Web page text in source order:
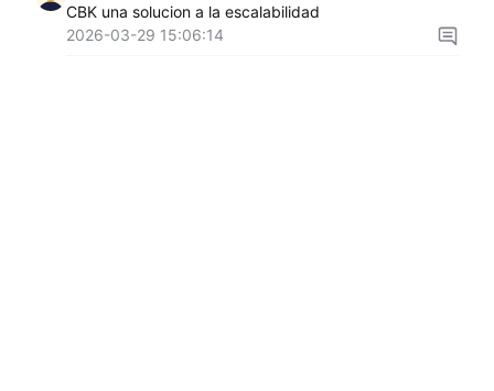
CBK una solucion a la escalabilidad
2026-03-29 15:06:14